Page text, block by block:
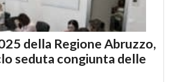
della Regione Abruzzo,
seduta congiunta delle